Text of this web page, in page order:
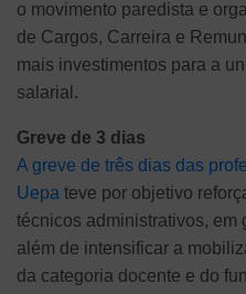
o movimento paredista e
de Cargos, Carreira e
mais investimentos para a
salarial.
Greve de 3 dias
A greve de três dias das
Uepa teve por objetivo
técnicos administrativos, em
além de intensificar a
da categoria docente e do